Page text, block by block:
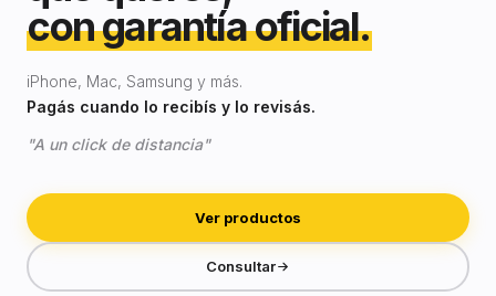
con garantía oficial.
iPhone, Mac, Samsung y más.
Pagás cuando lo recibís y lo revisás.
"A un click de distancia"
Ver productos
Consultar